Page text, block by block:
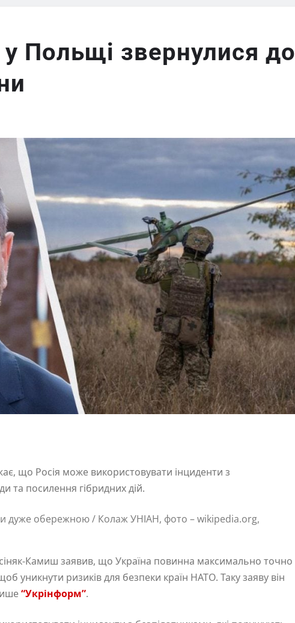
у Польщі звернулися до
що Росія може використовувати інциденти з
та посилення гібридних дій.
дуже обережною / Колаж УНІАН, фото – wikipedia.org,
Камиш заявив, що Україна повинна максимально точно
уникнути ризиків для безпеки країн НАТО. Таку заяву він
“Укрінформ”.